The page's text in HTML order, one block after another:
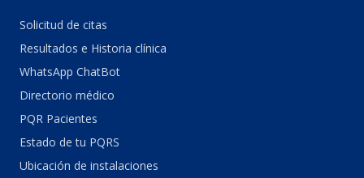
Solicitud de citas
Resultados e Historia clínica
WhatsApp ChatBot
Directorio médico
PQR Pacientes
Estado de tu PQRS
Ubicación de instalaciones